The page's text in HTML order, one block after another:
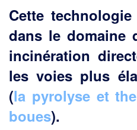
Cette
dans le domaine
incinération
les voies plus
(la pyrolyse et
boues).